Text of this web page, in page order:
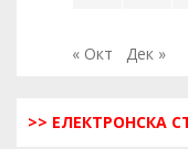
« Окт Дек »
>> ЕЛЕКТРОНСКА